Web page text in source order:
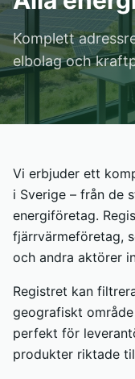
Komplett
elbolag och
Vi erbjuder ett
i Sverige – från de
energiföretag.
fjärrvärmeföretag,
och andra aktörer
Registret kan
geografiskt
perfekt för
produkter riktade